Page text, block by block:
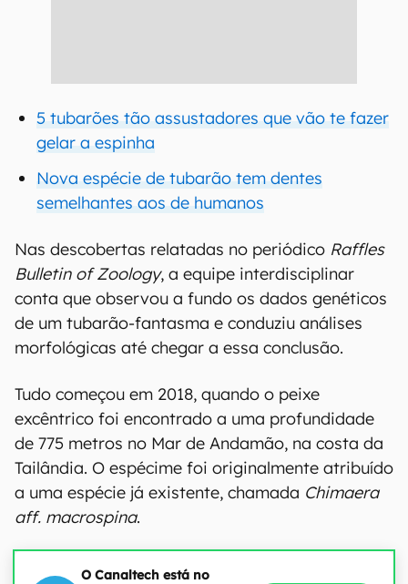
5 tubarões tão assustadores que vão te fazer
gelar a espinha
Nova espécie de tubarão tem dentes
semelhantes aos de humanos
Nas descobertas relatadas no periódico Raffles
Bulletin of Zoology, a equipe interdisciplinar
conta que observou a fundo os dados genéticos
de um tubarão-fantasma e conduziu análises
morfológicas até chegar a essa conclusão.
Tudo começou em 2018, quando o peixe
excêntrico foi encontrado a uma profundidade
de 775 metros no Mar de Andamão, na costa da
Tailândia. O espécime foi originalmente atribuído
a uma espécie já existente, chamada Chimaera
aff. macrospina.
O Canaltech está no